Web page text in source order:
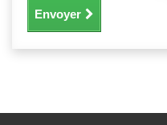
Envoyer